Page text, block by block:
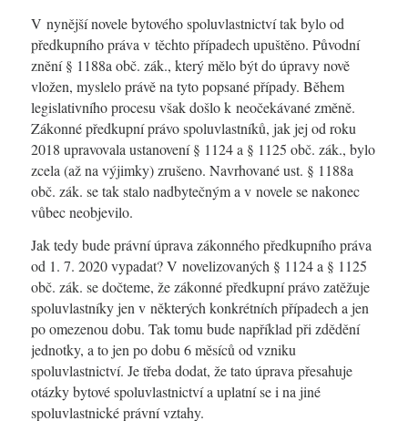
V nynější novele bytového spoluvlastnictví tak bylo od
předkupního práva v těchto případech upuštěno. Původní
znění § 1188a obč. zák., který mělo být do úpravy nově
vložen, myslelo právě na tyto popsané případy. Během
legislativního procesu však došlo k neočekávané změně.
Zákonné předkupní právo spoluvlastníků, jak jej od roku
2018 upravovala ustanovení § 1124 a § 1125 obč. zák., bylo
zcela (až na výjimky) zrušeno. Navrhované ust. § 1188a
obč. zák. se tak stalo nadbytečným a v novele se nakonec
vůbec neobjevilo.
Jak tedy bude právní úprava zákonného předkupního práva
od 1. 7. 2020 vypadat? V novelizovaných § 1124 a § 1125
obč. zák. se dočteme, že zákonné předkupní právo zatěžuje
spoluvlastníky jen v některých konkrétních případech a jen
po omezenou dobu. Tak tomu bude například při zdědění
jednotky, a to jen po dobu 6 měsíců od vzniku
spoluvlastnictví. Je třeba dodat, že tato úprava přesahuje
otázky bytové spoluvlastnictví a uplatní se i na jiné
spoluvlastnické právní vztahy.